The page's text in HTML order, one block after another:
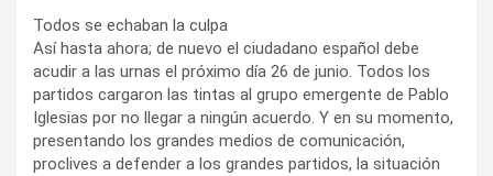
Todos se echaban la culpa
Así hasta ahora; de nuevo el ciudadano español debe
acudir a las urnas el próximo día 26 de junio. Todos los
partidos cargaron las tintas al grupo emergente de Pablo
Iglesias por no llegar a ningún acuerdo. Y en su momento,
presentando los grandes medios de comunicación,
proclives a defender a los grandes partidos, la situación